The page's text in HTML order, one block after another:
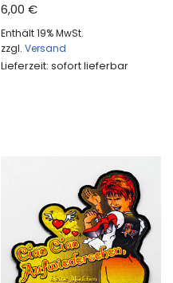
6,00€
Enthält 19% MwSt.
zzgl.Versand
Lieferzeit: sofort lieferbar